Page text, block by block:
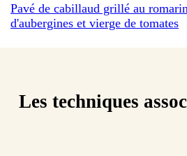
Pavé de cabillaud grillé au
d'aubergines et vierge de tomates
Les techniques